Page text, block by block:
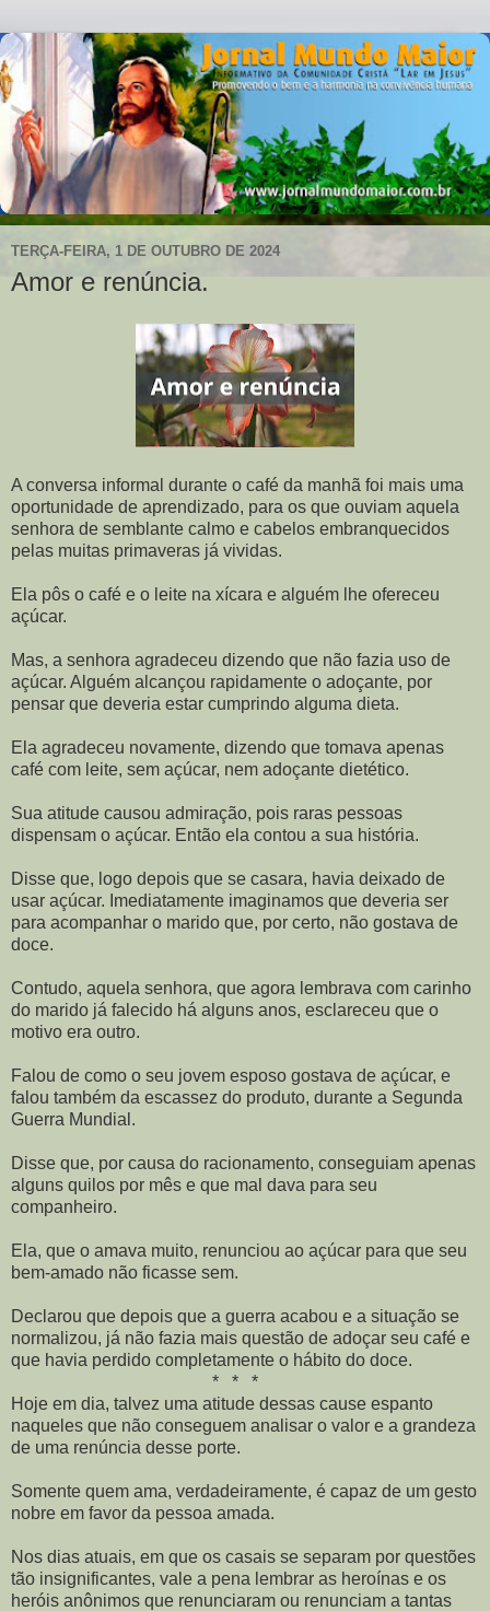
TERÇA-FEIRA, 1 DE OUTUBRO DE 2024
Amor e renúncia.
A conversa informal durante o café da manhã foi mais uma
oportunidade de aprendizado, para os que ouviam aquela
senhora de semblante calmo e cabelos embranquecidos
pelas muitas primaveras já vividas.
Ela pôs o café e o leite na xícara e alguém lhe ofereceu
açúcar.
Mas, a senhora agradeceu dizendo que não fazia uso de
açúcar. Alguém alcançou rapidamente o adoçante, por
pensar que deveria estar cumprindo alguma dieta.
Ela agradeceu novamente, dizendo que tomava apenas
café com leite, sem açúcar, nem adoçante dietético.
Sua atitude causou admiração, pois raras pessoas
dispensam o açúcar. Então ela contou a sua história.
Disse que, logo depois que se casara, havia deixado de
usar açúcar. Imediatamente imaginamos que deveria ser
para acompanhar o marido que, por certo, não gostava de
doce.
Contudo, aquela senhora, que agora lembrava com carinho
do marido já falecido há alguns anos, esclareceu que o
motivo era outro.
Falou de como o seu jovem esposo gostava de açúcar, e
falou também da escassez do produto, durante a Segunda
Guerra Mundial.
Disse que, por causa do racionamento, conseguiam apenas
alguns quilos por mês e que mal dava para seu
companheiro.
Ela, que o amava muito, renunciou ao açúcar para que seu
bem-amado não ficasse sem.
Declarou que depois que a guerra acabou e a situação se
normalizou, já não fazia mais questão de adoçar seu café e
que havia perdido completamente o hábito do doce.
* * *
Hoje em dia, talvez uma atitude dessas cause espanto
naqueles que não conseguem analisar o valor e a grandeza
de uma renúncia desse porte.
Somente quem ama, verdadeiramente, é capaz de um gesto
nobre em favor da pessoa amada.
Nos dias atuais, em que os casais se separam por questões
tão insignificantes, vale a pena lembrar as heroínas e os
heróis anônimos que renunciaram ou renunciam a tantas